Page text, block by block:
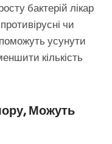
бактерій лікар
чи
усунути
кількість
Можуть